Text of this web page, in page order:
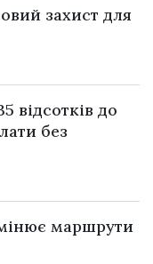
захист для
відсотків до
без
маршрути